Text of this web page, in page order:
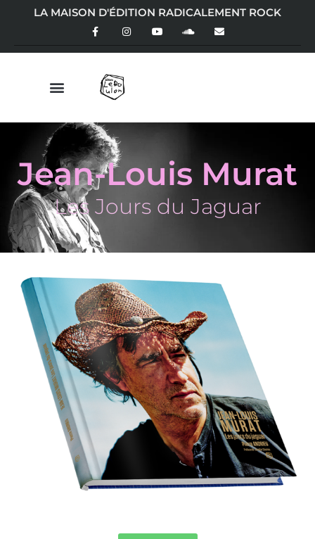
LA MAISON D'ÉDITION RADICALEMENT ROCK
Jean-Louis Murat
Les Jours du Jaguar